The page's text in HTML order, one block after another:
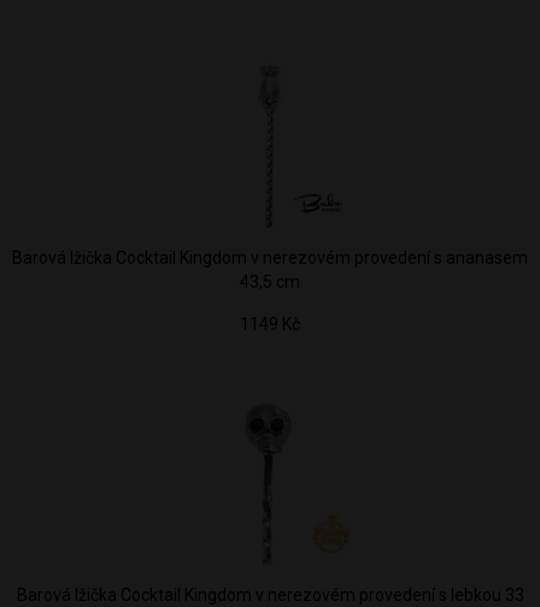
Barová lžička Cocktail Kingdom v nerezovém provedení s ananasem
43,5 cm
1149 Kč
Barová lžička Cocktail Kingdom v nerezovém provedení s lebkou 33